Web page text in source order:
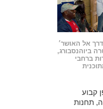
אל האושר׳
ביוהנסבורג,
ברחבי
קבוע
תחנות